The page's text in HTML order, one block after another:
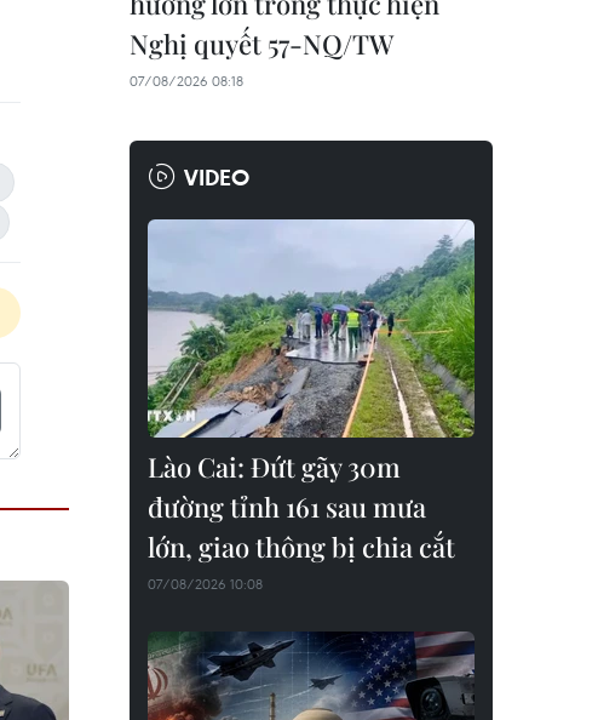
Nghị quyết 57-NQ/TW
07/08/2026 08:18
VIDEO
Lào Cai: Đứt gãy 30m
đường tỉnh 161 sau mưa
lớn, giao thông bị chia cắt
07/08/2026 10:08